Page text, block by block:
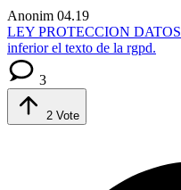
Anonim 04.19
LEY PROTECCION DATOS
inferior el texto de la rgpd.
3
2 Vote